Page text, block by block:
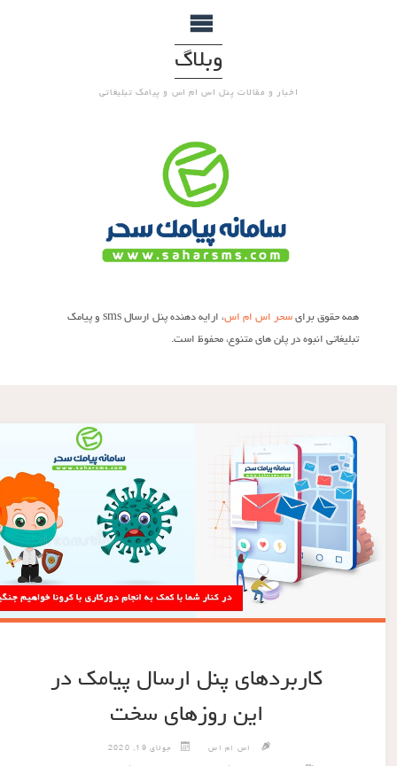
وبلاگ
اخبار و مقالات پنل اس ام اس و پیامک تبلیغاتی
همه حقوق برایسحر اس ام اس
، ارایه دهنده پنل ارسال sms و پیامک
تبلیغاتی انبوه در پلن های متنوع، محفوظ است.
کاربردهای پنل ارسال پیامک در
این روزهای سخت
اس ام اس جولای 19, 2020